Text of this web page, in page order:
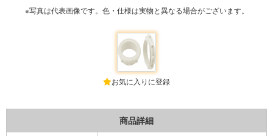
※写真は代表画像です。色・仕様は実物と異なる場合がございます。
お気に入りに登録
商品詳細